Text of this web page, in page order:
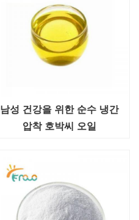
남성 건강을 위한 순수 냉간
압착 호박씨 오일